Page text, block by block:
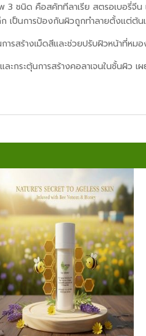
ชนิด คือสคัททีลาเรีย สตรอเบอรี่จีน
ก เป็นการป้องกันผิวถูกทำลายตั้งแต่ต้
รสร้างเม็ดสีและช่วยปรับฝิวหน้าที่หมอ
กระตุ้นการสร้างคอลาเจนในชั้นผิว เผ